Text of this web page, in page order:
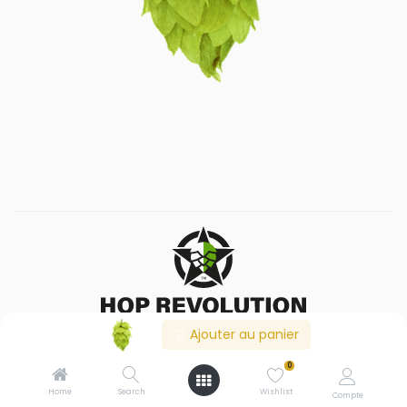
Ajouter au panier
Home Search
0
Wishlist Compte
HOUBLON KOHATU PELLET HOP REVOLUTION 2025